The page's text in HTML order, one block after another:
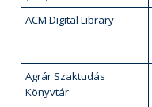
ACM Digital Library
Agrár Szaktudás
Könyvtár